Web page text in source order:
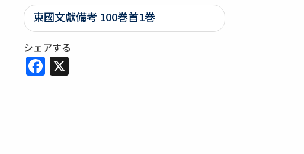
東國文獻備考 100巻首1巻
シェアする
Facebook
X